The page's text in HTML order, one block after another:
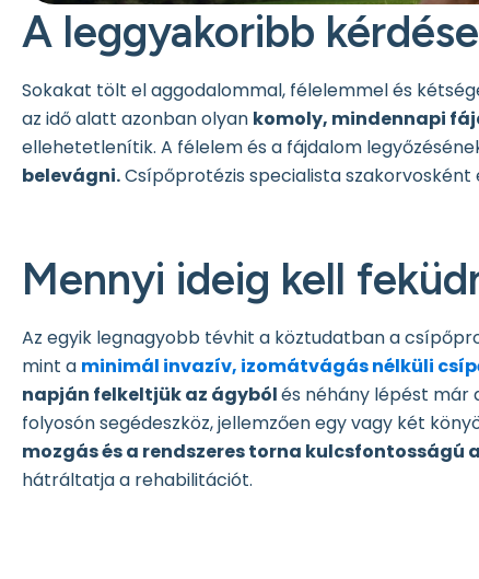
A leggyakoribb
Sokakat tölt el aggodalommal, félelemmel és
az idő alatt azonban olyan komoly, mindennapi
ellehetetlenítik. A félelem és a fájdalom
belevágni.Csípőprotézis specialista
Mennyi ideig kell
Az egyik legnagyobb tévhit a köztudatban a
mint a minimál invazív, izomátvágás nélküli
napján felkeltjük az ágybólés néhány lépést már
folyosón segédeszköz, jellemzően egy vagy két
mozgás és a rendszeres torna
hátráltatja a rehabilitációt.